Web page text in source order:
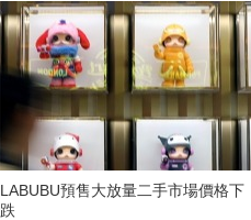
LABUBU預售大放量二手市場價格下
跌